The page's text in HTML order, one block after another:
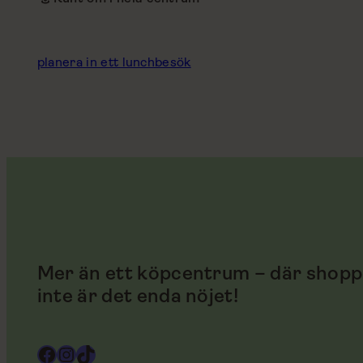
planera in ett lunchbesök
Mer än ett köpcentrum – där
inte är det enda nöjet!
Facebook
Instagram
TikTok